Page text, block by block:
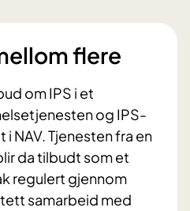
flere
om IPS i et
og IPS-
NAV. Tjenesten fra en
da tilbudt som et
regulert gjennom
samarbeid med